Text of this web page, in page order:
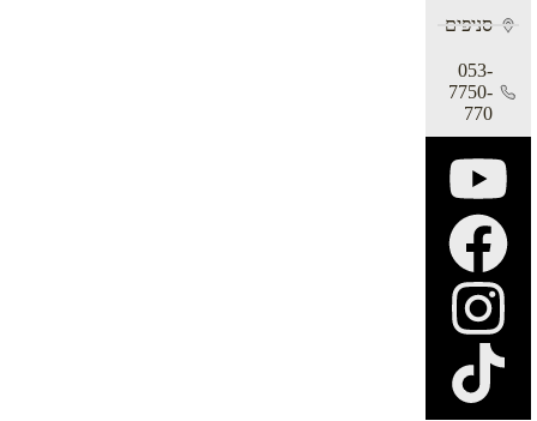
סניפים
053-
7750-
770